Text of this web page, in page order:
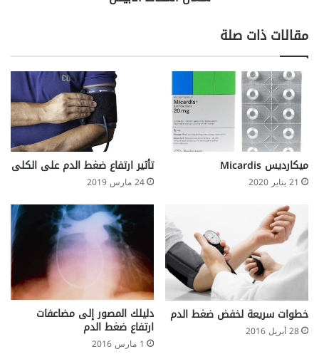
أ
ب
ض
مقالات ذات صلة
ميكارديس Micardis
21 يناير 2020
تأثير ارتفاع ضغط الدم على الكلى
24 مارس 2019
خطوات سريعة لخفض ضغط الدم
28 أبريل 2016
دليلك المصور إلى مضاعفات
ارتفاع ضغط الدم
1 مارس 2016